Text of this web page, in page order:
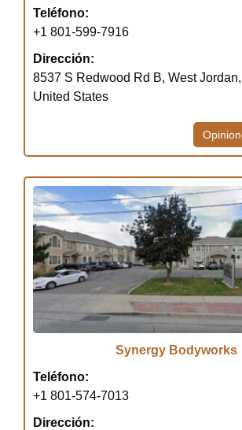
Teléfono:
+1 801-599-7916
Dirección:
8537 S Redwood Rd B, West
United States
Synergy Bodyworks
Teléfono:
+1 801-574-7013
Dirección: